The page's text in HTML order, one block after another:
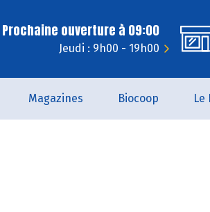
Prochaine ouverture à 09:00
Jeudi : 9h00 - 19h00
Magazines Biocoop Le